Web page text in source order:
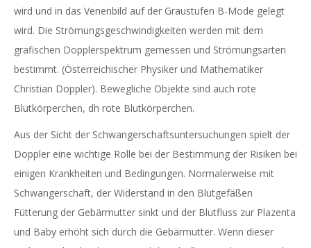
wird und in das Venenbild auf der Graustufen B-Mode gelegt
wird. Die Strömungsgeschwindigkeiten werden mit dem
grafischen Dopplerspektrum gemessen und Strömungsarten
bestimmt. (Österreichischer Physiker und Mathematiker
Christian Doppler). Bewegliche Objekte sind auch rote
Blutkörperchen, dh rote Blutkörperchen.
Aus der Sicht der Schwangerschaftsuntersuchungen spielt der
Doppler eine wichtige Rolle bei der Bestimmung der Risiken bei
einigen Krankheiten und Bedingungen. Normalerweise mit
Schwangerschaft, der Widerstand in den Blutgefäßen
Fütterung der Gebärmutter sinkt und der Blutfluss zur Plazenta
und Baby erhöht sich durch die Gebärmutter. Wenn dieser